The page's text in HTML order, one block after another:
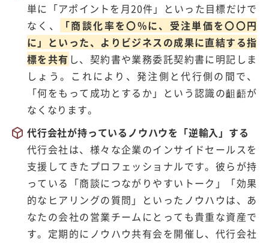
単に「アポイントを月20件」といった目標だけで
なく、
「商談化率を〇%に、受注単価を〇〇円
に」といった、よりビジネスの成果に直結する指
標を共有 し、契約書や業務委託契約書に明記しま
しょう。これにより、発注側と代行側の間で、
「何をもって成功とするか」という認識の齟齬が
なくなります。
代行会社が持っているノウハウを「逆輸入」する
代行会社は、様々な企業のインサイドセールスを
支援してきたプロフェッショナルです。彼らが持
っている「商談につながりやすいトーク」「効果
的なヒアリングの質問」といったノウハウは、あ
なたの会社の営業チームにとっても貴重な資産で
す。定期的にノウハウ共有会を開催し、代行会社